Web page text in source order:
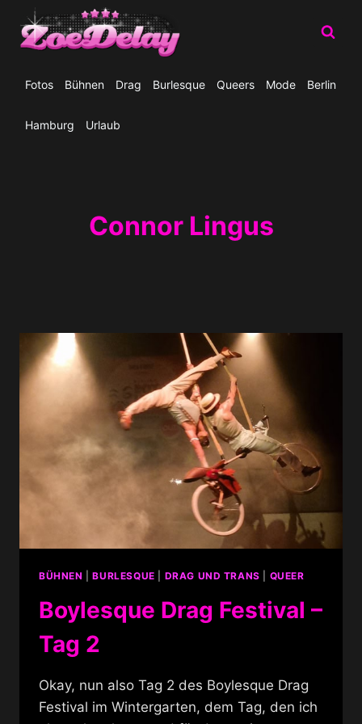
Inhalt
springen
Fotos Bühnen Drag Burlesque Queers Mode Berlin
Hamburg Urlaub
Connor Lingus
BÜHNEN |BURLESQUE DRAG UND TRANS QUEER
Boylesque Drag Festival –
Tag 2
Okay, nun also Tag 2 des Boylesque Drag
Festival im Wintergarten, dem Tag, den ich